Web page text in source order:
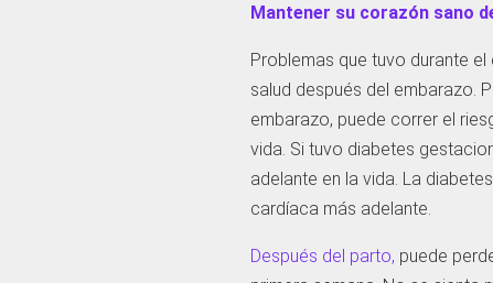
Mantener su corazón sano
Problemas que tuvo durante
salud después del embarazo.
embarazo, puede correr el
vida. Si tuvo diabetes
adelante en la vida. La
cardíaca más adelante.
Después del parto, puede